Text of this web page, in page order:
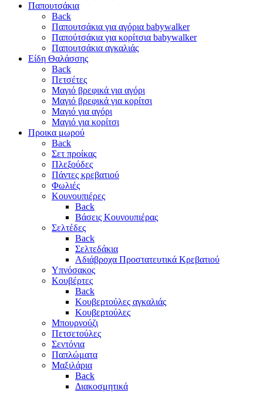
Παπουτσάκια
Back
Παπουτσάκια για αγόρια babywalker
Παπούτσάκια για κορίτσια babywalker
Παπουτσάκια αγκαλιάς
Είδη Θαλάσσης
Back
Πετσέτες
Μαγιό βρεφικά για αγόρι
Μαγιό βρεφικά για κορίτσι
Μαγιό για αγόρι
Μαγιό για κορίτσι
Προικα μωρού
Back
Σετ προίκας
Πλεξούδες
Πάντες κρεβατιού
Φωλιές
Κουνουπιέρες
Back
Βάσεις Κουνουπιέρας
Σελτέδες
Back
Σελτεδάκια
Αδιάβροχα Προστατευτικά Κρεβατιού
Υπνόσακος
Κουβέρτες
Back
Κουβερτούλες αγκαλιάς
Κουβερτούλες
Μπουρνούζι
Πετσετούλες
Σεντόνια
Παπλώματα
Μαξιλάρια
Back
Διακοσμητικά